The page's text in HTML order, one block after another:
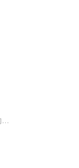
《商务英语900句》想用地道英语开展商务沟通，却不知道该怎么表达？《商务英语900句》精选职场和商务场景中的高频实用表达，涵盖公司介绍、商务接待、电话沟通、会议交流、电子邮件、谈判合作、市场营销、客户服务、面试求职、出差旅行等多个主题。每一期...